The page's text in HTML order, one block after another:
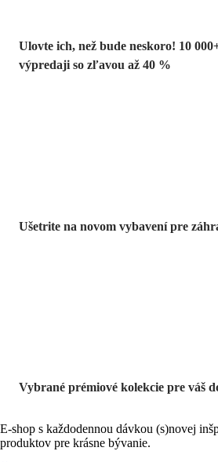
Ulovte ich, než bude neskoro! 10
výpredaji so zľavou až 40 %
Ušetrite na novom vybavení pre
Vybrané prémiové kolekcie pre váš
E-shop s každodennou dávkou (s)novej
produktov pre krásne bývanie.